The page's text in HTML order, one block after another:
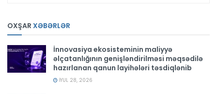
OXŞAR XƏBƏRLƏR
İnnovasiya ekosisteminin maliyyə
əlçatanlığının genişləndirilməsi məqsədilə
hazırlanan qanun layihələri təsdiqlənib
İYUL 28, 2026